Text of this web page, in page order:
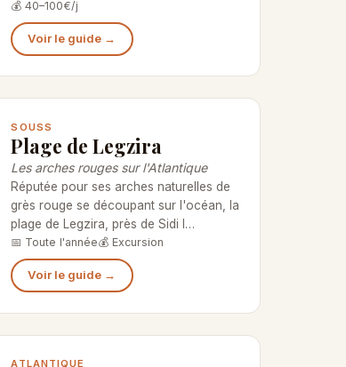
💰 40–100€/j
Voir le guide →
SOUSS
Plage de Legzira
Les arches rouges sur l'Atlantique
Réputée pour ses arches naturelles de
grès rouge se découpant sur l'océan, la
plage de Legzira, près de Sidi I…
📅 Toute l'année💰 Excursion
Voir le guide →
ATLANTIQUE